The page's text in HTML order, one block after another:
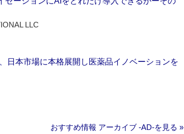
LLC
日本市場に本格展開し医薬品イノベーションを
おすすめ情報 アーカイブ ‐AD‐を見る »